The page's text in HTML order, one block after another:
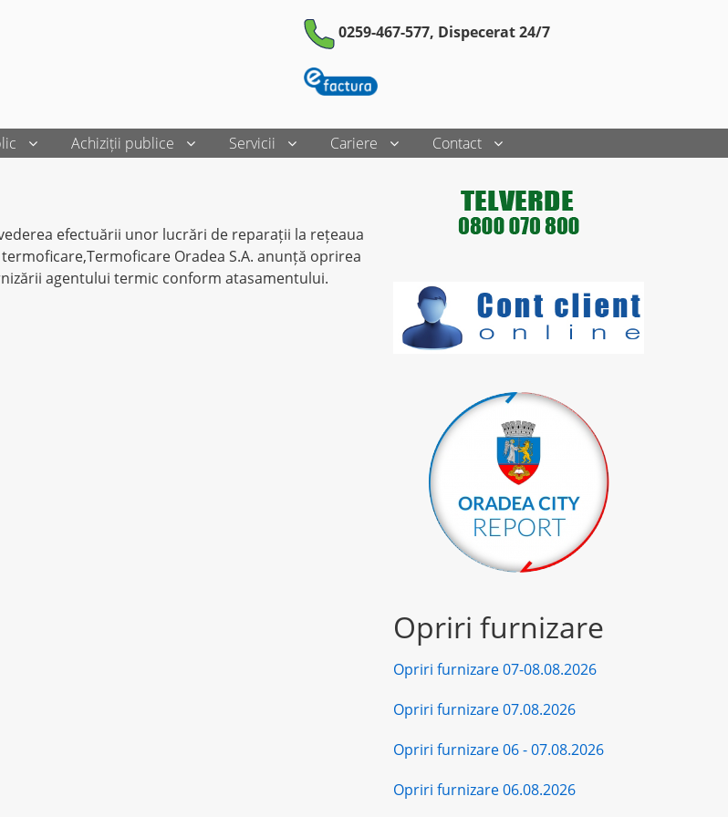
0259-467-577, Dispecerat 24/7
Achiziții publice Servicii Cariere Contact
efectuării unor lucrări de reparații la rețeaua
Oradea S.A. anunță oprirea
agentului termic conform atasamentului.
Opriri furnizare
Opriri furnizare 07-08.08.2026
Opriri furnizare 07.08.2026
Opriri furnizare 06 - 07.08.2026
Opriri furnizare 06.08.2026